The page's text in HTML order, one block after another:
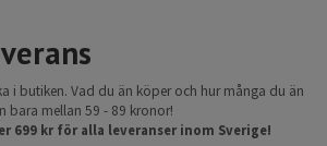
i butiken. Vad du än köper och hur många du än
bara mellan 59 - 89 kronor!
699 kr för alla leveranser inom Sverige!